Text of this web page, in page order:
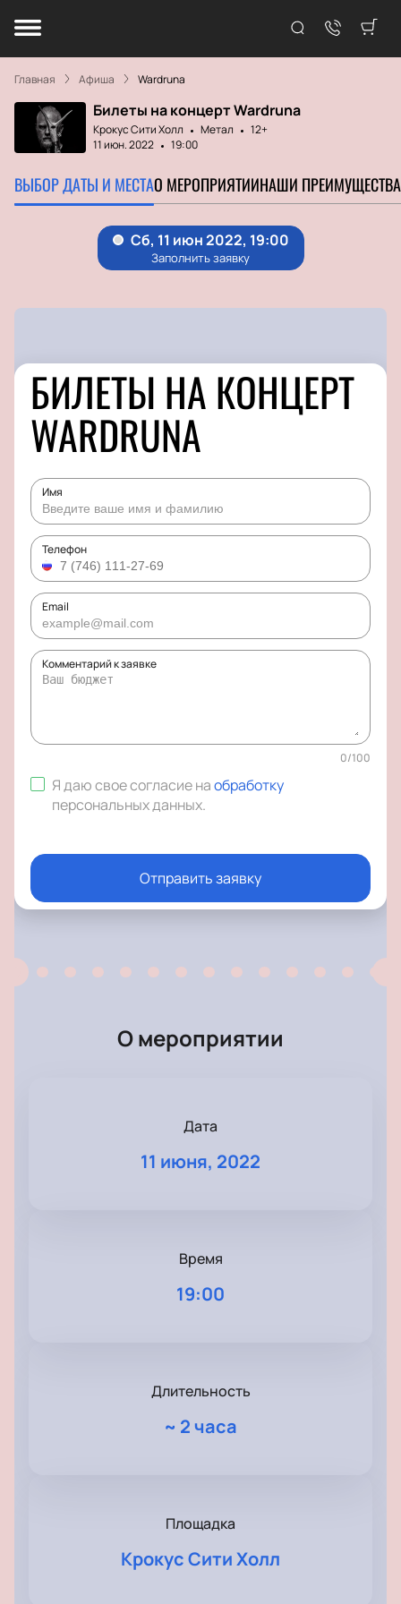
Главная Афиша Wardruna
Билеты на концерт Wardruna
Крокус Сити Холл Метал
12+
11 июн. 2022
19:00
ВЫБОР ДАТЫ И МЕСТАО МЕРОПРИЯТИИНАШИ ПРЕИМУЩЕСТВА
БИЛЕТЫ НА КОНЦЕРТ
WARDRUNA
Имя
Телефон
Email
Комментарий к заявке
0/100
Я даю свое согласие наобработку
персональных данных.
Отправить заявку
О мероприятии
Дата
11 июня, 2022
Время
19:00
Длительность
~ 2 часа
Площадка
Крокус Сити Холл